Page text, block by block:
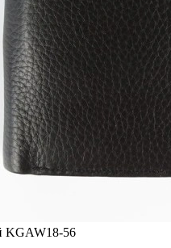
KGAW18-56